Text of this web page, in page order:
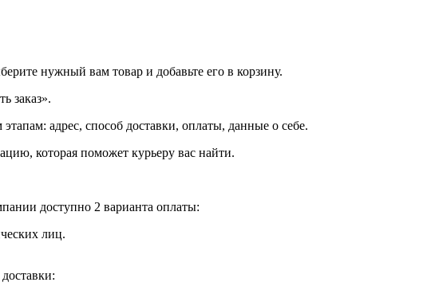
нужный вам товар и добавьте его в корзину.
заказ».
адрес, способ доставки, оплаты, данные о себе.
которая поможет курьеру вас найти.
доступно 2 варианта оплаты:
лиц.